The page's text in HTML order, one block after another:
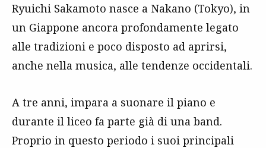
Ryuichi Sakamoto nasce a Nakano (Tokyo), in
un Giappone ancora profondamente legato
alle tradizioni e poco disposto ad aprirsi,
anche nella musica, alle tendenze occidentali.
A tre anni, impara a suonare il piano e
durante il liceo fa parte già di una band.
Proprio in questo periodo i suoi principali